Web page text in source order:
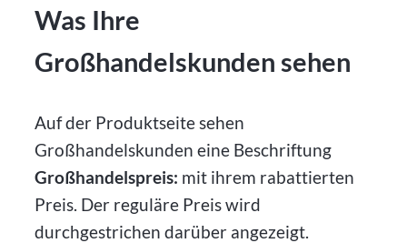
Was Ihre
Großhandelskunden sehen
Auf der Produktseite sehen
Großhandelskunden eine Beschriftung
Großhandelspreis: mit ihrem rabattierten
Preis. Der reguläre Preis wird
durchgestrichen darüber angezeigt.